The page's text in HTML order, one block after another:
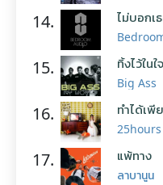
14. ไม่บอกเ
15. ทิ้งไว้ในใจ
Big Ass
16. ทำได้เพี
25hours
17. แพ้ทาง
ลาบานูน